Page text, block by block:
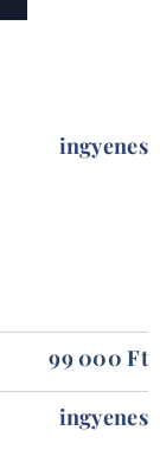
ingyenes
99 000 Ft
ingyenes